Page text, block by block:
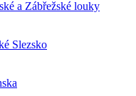
a Zábřežské louky
Slezsko